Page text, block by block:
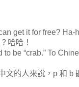
get it for free? Ha-
哈哈！
be “crab.” To
文的人來說，p 和 b